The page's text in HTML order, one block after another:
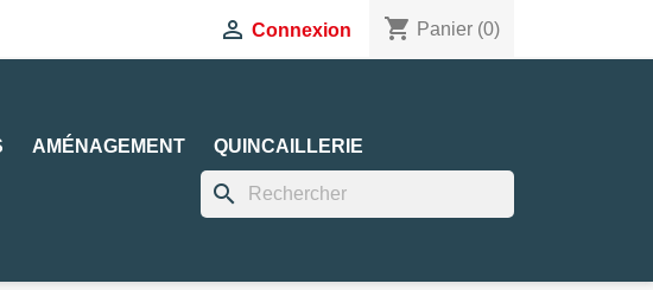
 Connexion shopping_cart Panier (0)
AMÉNAGEMENT QUINCAILLERIE
search